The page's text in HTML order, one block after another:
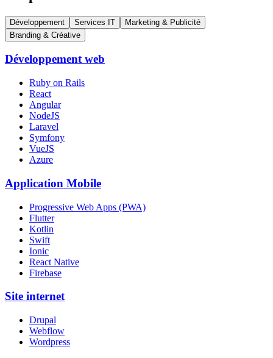
Développement Services IT
Marketing & Publicité
Branding & Créative
Développement web
Ruby on Rails
React
Angular
NodeJS
Laravel
Symfony
VueJS
Azure
Application Mobile
Progressive Web Apps (PWA)
Flutter
Kotlin
Swift
Ionic
React Native
Firebase
Site internet
Drupal
Webflow
Wordpress